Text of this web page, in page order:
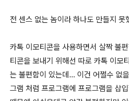
전 센스 없는 놈이라 하나도 만들지 못
카톡 이모티콘을 사용하면서 살짝 불
티콘을 보내기 위해선 따로 카톡 이모
는 불편함이 있는데... 이건 어쩔수 없
그램 처럼 프로그램에 프로그램을 삽